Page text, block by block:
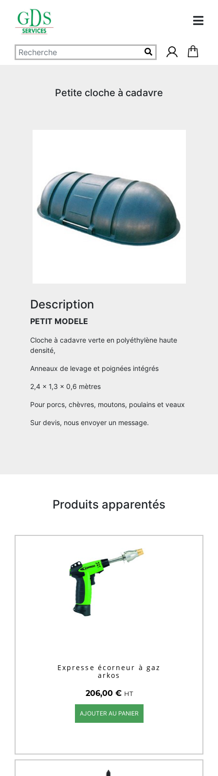
Petite cloche à cadavre
Description
PETIT MODELE
Cloche à cadavre verte en polyéthylène haute
densité,
Anneaux de levage et poignées intégrés
2,4 x 1,3 x 0,6 mètres
Pour porcs, chèvres, moutons, poulains et veaux
Sur devis, nous envoyer un message.
Produits apparentés
Expresse écorneur à gaz
arkos
206,00 € HT
AJOUTER AU PANIER